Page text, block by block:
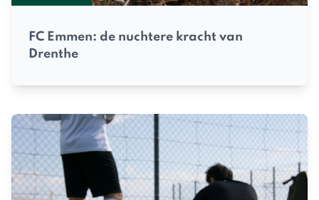
FC Emmen: de nuchtere kracht van
Drenthe